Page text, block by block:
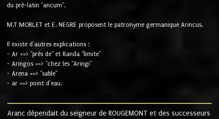
du pré-latin "ancum".
M.T MORLET et E. NEGRE proposent le patronyme germanique Arincus.
Il existe d'autres explications :
- Ar ==> "près de" et Randa "limite"
- Aringos ==> "chez les "Aringi"
- Arena ==> "sable"
- ar ==> point d'eau.
Aranc dépendait du seigneur de ROUGEMONT et des successeurs